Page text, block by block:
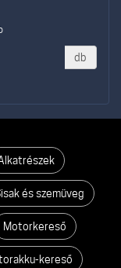
db
és szemüveg
Motorkereső
kereső